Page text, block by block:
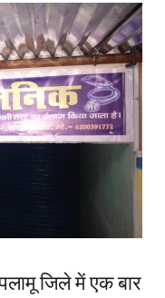
जिले में एक बार